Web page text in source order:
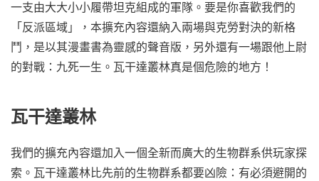
一支由大大小小履帶坦克組成的軍隊。要是你喜歡我們的
「反派區域」，本擴充內容還納入兩場與克勞對決的新格
鬥，是以其漫畫書為靈感的聲音版，另外還有一場跟他上尉
的對戰：九死一生。瓦干達叢林真是個危險的地方！
瓦干達叢林
我們的擴充內容還加入一個全新而廣大的生物群系供玩家探
索。瓦干達叢林比先前的生物群系都要凶險：有必須避開的